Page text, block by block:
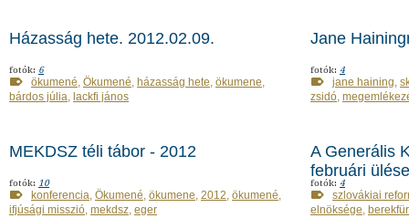
Házasság hete. 2012.02.09.
fotók: 6
ökumené, Ökumené, házasság hete, ökumene,
bárdos júlia, lackfi jános
Jane
fotók: 4
jane haining,
zsidó,
MEKDSZ téli tábor - 2012
fotók: 10
konferencia, Ökumené, ökumene, 2012, ökumené,
ifjúsági misszió, mekdsz, eger
A Generális
februári ülése
fotók: 4
szlovákiai
elnöksége,